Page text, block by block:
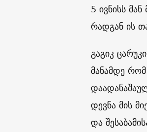
5 ივნისს
რადგან ის
გაგიკ
მანამდე
დევნა მის
და